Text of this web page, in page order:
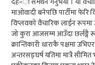
माओवादी बनेपछि पार्टीमा
विप्लवको वैचारिक लाईन रूपमा
जो कुरा आजसम्म आउँदा छर्लङ्गै
क्रान्तिकारी धाराकै पक्षमा
अन्तरसङ्घर्ष यतिमा मात्रै